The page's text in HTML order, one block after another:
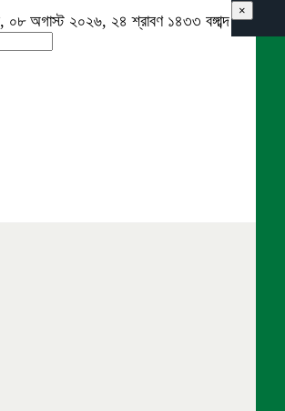
০৮ অগাস্ট ২০২৬, ২৪ শ্রাবণ ১৪৩৩ বঙ্গাব্দ
×